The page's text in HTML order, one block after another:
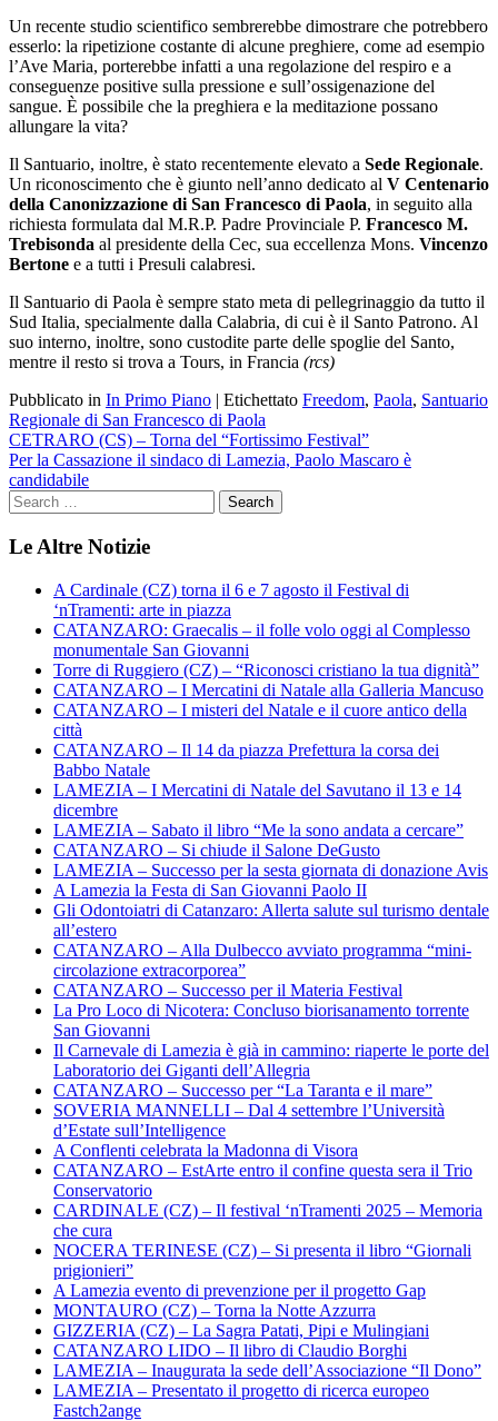
Un recente studio scientifico sembrerebbe dimostrare che potrebbero
esserlo: la ripetizione costante di alcune preghiere, come ad esempio
l’Ave Maria, porterebbe infatti a una regolazione del respiro e a
conseguenze positive sulla pressione e sull’ossigenazione del
sangue. È possibile che la preghiera e la meditazione possano
allungare la vita?
Il Santuario, inoltre, è stato recentemente elevato a Sede Regionale.
Un riconoscimento che è giunto nell’anno dedicato al V Centenario
della Canonizzazione di San Francesco di Paola, in seguito alla
richiesta formulata dal M.R.P. Padre Provinciale P. Francesco M.
Trebisonda al presidente della Cec, sua eccellenza Mons. Vincenzo
Bertone e a tutti i Presuli calabresi.
Il Santuario di Paola è sempre stato meta di pellegrinaggio da tutto il
Sud Italia, specialmente dalla Calabria, di cui è il Santo Patrono. Al
suo interno, inoltre, sono custodite parte delle spoglie del Santo,
mentre il resto si trova a Tours, in Francia (rcs)
Pubblicato in In Primo Piano | Etichettato Freedom, Paola, Santuario
Regionale di San Francesco di Paola
Navigazione
articoli
CETRARO (CS) – Torna del “Fortissimo Festival”
Per la Cassazione il sindaco di Lamezia, Paolo Mascaro è
candidabile
Le Altre Notizie
A Cardinale (CZ) torna il 6 e 7 agosto il Festival di
‘nTramenti: arte in piazza
CATANZARO: Graecalis – il folle volo oggi al Complesso
monumentale San Giovanni
Torre di Ruggiero (CZ) – “Riconosci cristiano la tua dignità”
CATANZARO – I Mercatini di Natale alla Galleria Mancuso
CATANZARO – I misteri del Natale e il cuore antico della
città
CATANZARO – Il 14 da piazza Prefettura la corsa dei
Babbo Natale
LAMEZIA – I Mercatini di Natale del Savutano il 13 e 14
dicembre
LAMEZIA – Sabato il libro “Me la sono andata a cercare”
CATANZARO – Si chiude il Salone DeGusto
LAMEZIA – Successo per la sesta giornata di donazione Avis
A Lamezia la Festa di San Giovanni Paolo II
Gli Odontoiatri di Catanzaro: Allerta salute sul turismo dentale
all’estero
CATANZARO – Alla Dulbecco avviato programma “mini-
circolazione extracorporea”
CATANZARO – Successo per il Materia Festival
La Pro Loco di Nicotera: Concluso biorisanamento torrente
San Giovanni
Il Carnevale di Lamezia è già in cammino: riaperte le porte del
Laboratorio dei Giganti dell’Allegria
CATANZARO – Successo per “La Taranta e il mare”
SOVERIA MANNELLI – Dal 4 settembre l’Università
d’Estate sull’Intelligence
A Conflenti celebrata la Madonna di Visora
CATANZARO – EstArte entro il confine questa sera il Trio
Conservatorio
CARDINALE (CZ) – Il festival ‘nTramenti 2025 – Memoria
che cura
NOCERA TERINESE (CZ) – Si presenta il libro “Giornali
prigionieri”
A Lamezia evento di prevenzione per il progetto Gap
MONTAURO (CZ) – Torna la Notte Azzurra
GIZZERIA (CZ) – La Sagra Patati, Pipi e Mulingiani
CATANZARO LIDO – Il libro di Claudio Borghi
LAMEZIA – Inaugurata la sede dell’Associazione “Il Dono”
LAMEZIA – Presentato il progetto di ricerca europeo
Fastch2ange